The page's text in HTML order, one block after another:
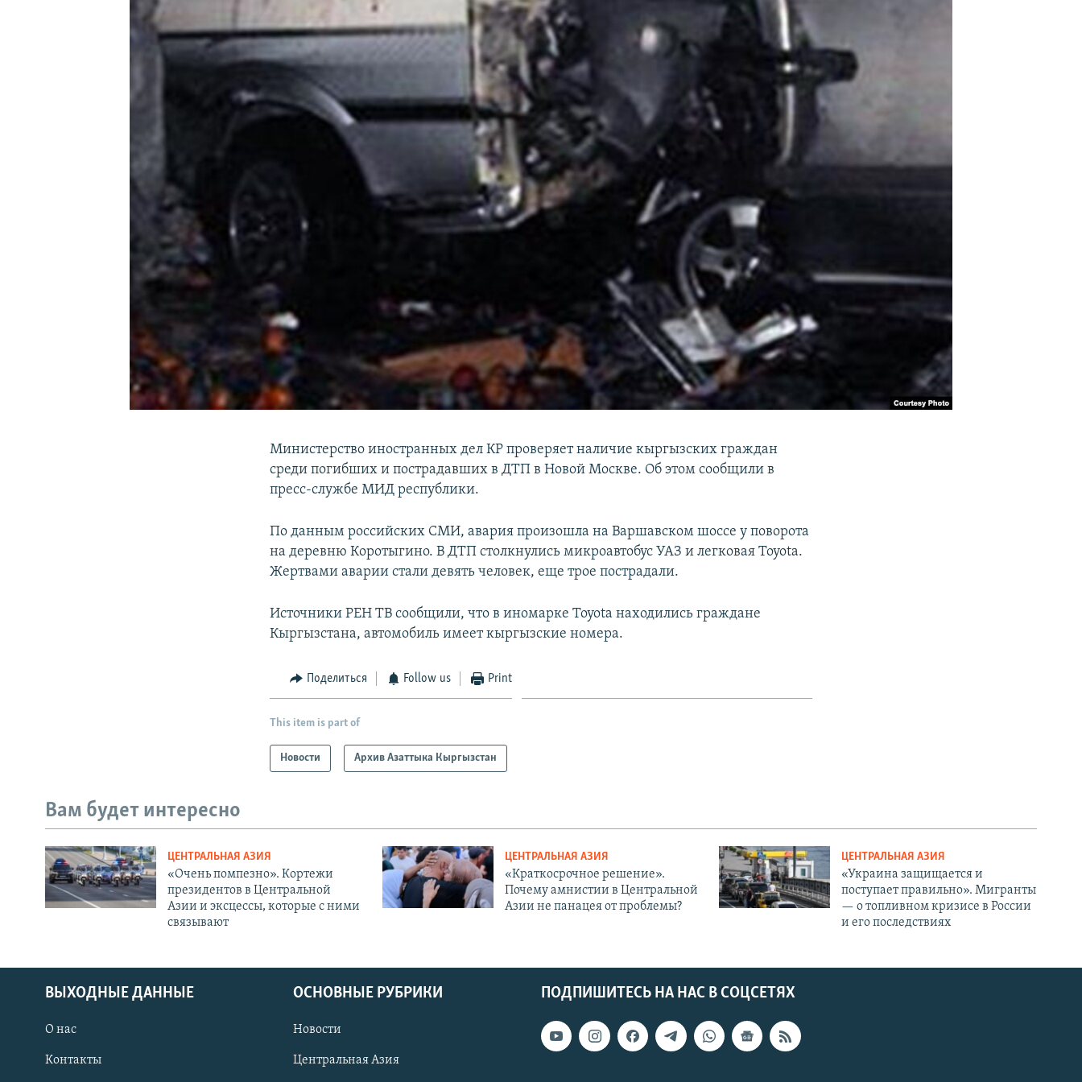
Министерство иностранных дел КР проверяет наличие кыргызских граждан
среди погибших и пострадавших в ДТП в Новой Москве. Об этом сообщили в
пресс-службе МИД республики.
По данным российских СМИ, авария произошла на Варшавском шоссе у поворота
на деревню Коротыгино. В ДТП столкнулись микроавтобус УАЗ и легковая Toyota.
Жертвами аварии стали девять человек, еще трое пострадали.
Источники РЕН ТВ сообщили, что в иномарке Toyota находились граждане
Кыргызстана, автомобиль имеет кыргызские номера.
Поделиться Follow us Print
This item is part of
Новости Архив Азаттыка Кыргызстан
Вам будет интересно
ЦЕНТРАЛЬНАЯ АЗИЯ
«Очень помпезно». Кортежи
президентов в Центральной
Азии и эксцессы, которые с ними
связывают
ЦЕНТРАЛЬНАЯ АЗИЯ
«Краткосрочное решение».
Почему амнистии в Центральной
Азии не панацея от проблемы?
ЦЕНТРАЛЬНАЯ АЗИЯ
«Украина защищается и
поступает правильно». Мигранты
— о топливном кризисе в России
и его последствиях
ПОДПИШИТЕСЬ НА НАС В СОЦСЕТЯХ
ВЫХОДНЫЕ ДАННЫЕ
О нас
Контакты
ОСНОВНЫЕ РУБРИКИ
Новости
Центральная Азия